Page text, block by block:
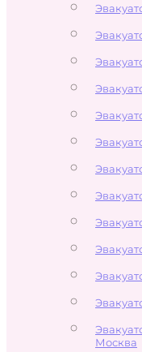
Москва